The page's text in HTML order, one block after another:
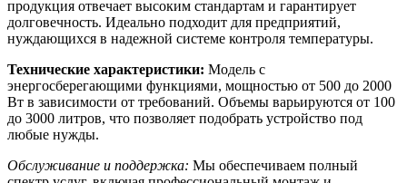
продукция отвечает высоким стандартам и гарантирует
долговечность. Идеально подходит для предприятий,
нуждающихся в надежной системе контроля температуры.
Технические характеристики: Модель с
энергосберегающими функциями, мощностью от 500 до 2000
Вт в зависимости от требований. Объемы варьируются от 100
до 3000 литров, что позволяет подобрать устройство под
любые нужды.
Обслуживание и поддержка: Мы обеспечиваем полный